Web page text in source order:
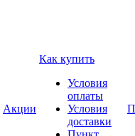
Акции
Как купить
Условия
оплаты
Условия
доставки